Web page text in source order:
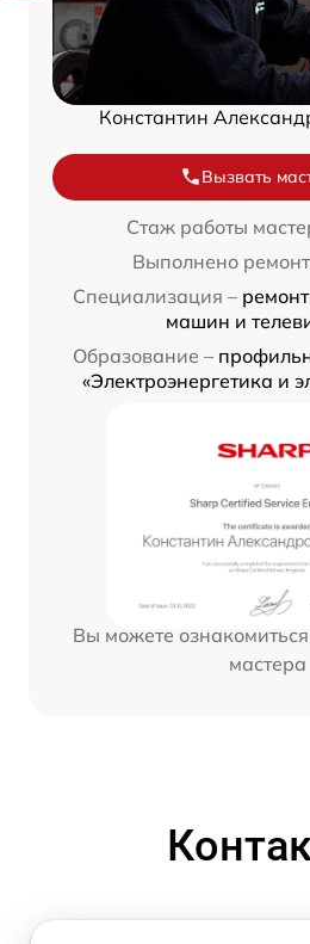
Константин
Вызвать
Стаж работы
Выполнено
Специализация –
машин и
Образование –
«Электроэнергетика и
Вы можете
мастера